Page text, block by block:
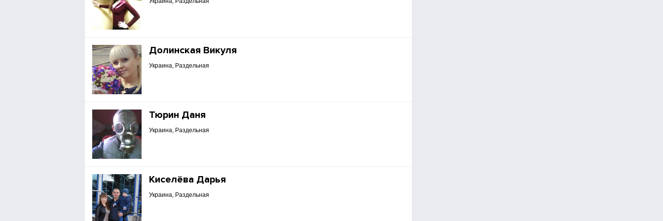
Долинская Викуля
Украина, Раздельная
Тюрин Даня
Украина, Раздельная
Киселёва Дарья
Украина, Раздельная